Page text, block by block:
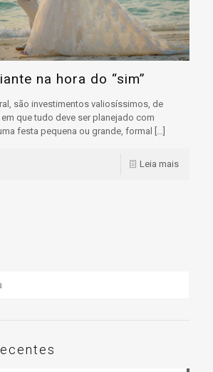
na hora do “sim”
são investimentos valiosíssimos, de
que tudo deve ser planejado com
festa pequena ou grande, formal
Leia mais